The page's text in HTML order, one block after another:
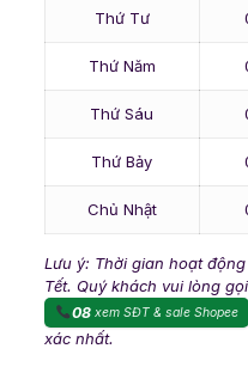
Thứ Tư
Thứ Năm
Thứ Sáu
Thứ Bảy
Chủ Nhật
Lưu ý: Thời gian hoạt
Tết. Quý khách vui lòng
08 xem SĐT & sale Shopee
xác nhất.